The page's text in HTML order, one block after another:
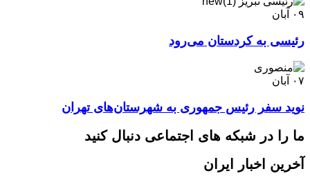
۰۹ آبان
رئیسی به کردستان می‌رود
۰۷ آبان
نوید سفر رئیس جمهوری به شهرستان‌های تهران
ما را در شبکه های اجتماعی دنبال کنید
آخرین اخبار ایران